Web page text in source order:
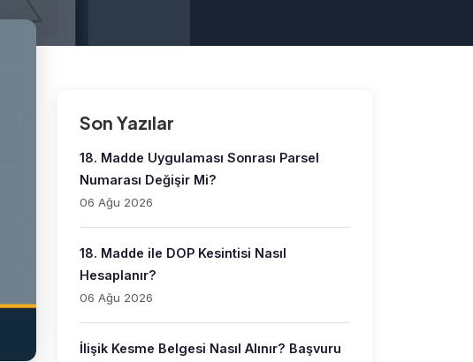
Son Yazılar
18. Madde Uygulaması Sonrası Parsel
Numarası Değişir Mi?
06 Ağu 2026
18. Madde ile DOP Kesintisi Nasıl
Hesaplanır?
06 Ağu 2026
İlişik Kesme Belgesi Nasıl Alınır? Başvuru